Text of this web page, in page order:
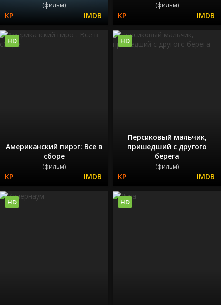
(фильм) (фильм)
Американский пирог: Все в
сборе
(фильм)
HD
Персиковый мальчик,
пришедший с другого
берега
(фильм)
HD
HD HD